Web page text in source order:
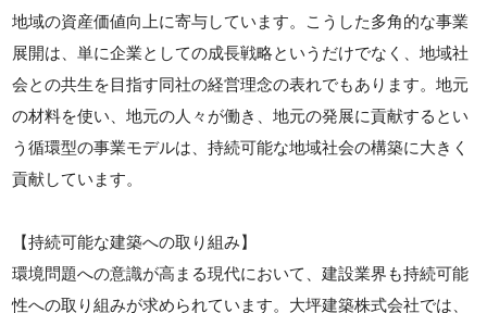
地域の資産価値向上に寄与しています。こうした多角的な事業
展開は、単に企業としての成長戦略というだけでなく、地域社
会との共生を目指す同社の経営理念の表れでもあります。地元
の材料を使い、地元の人々が働き、地元の発展に貢献するとい
う循環型の事業モデルは、持続可能な地域社会の構築に大きく
貢献しています。
【持続可能な建築への取り組み】
環境問題への意識が高まる現代において、建設業界も持続可能
性への取り組みが求められています。大坪建築株式会社では、